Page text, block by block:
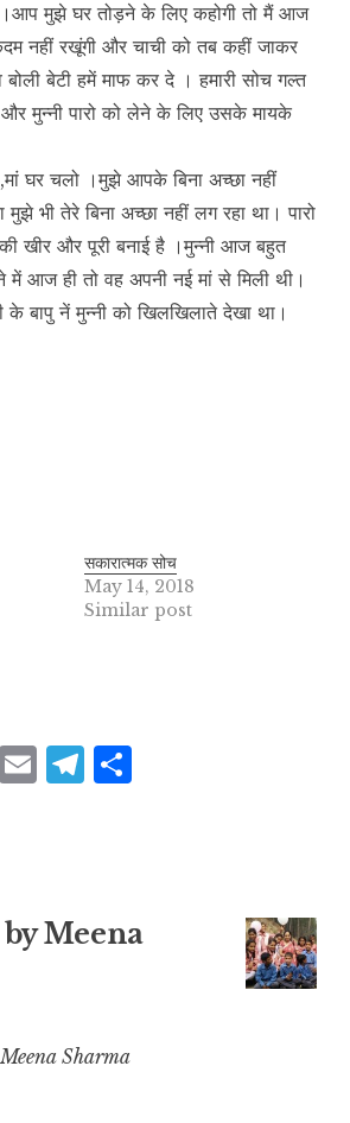
।आप मुझे घर तोड़ने के लिए कहोगी तो मैं आज
नहीं रखूंगी और चाची को तब कहीं जाकर
बेटी हमें माफ कर दे । हमारी सोच गल्त
मुन्नी पारो को लेने के लिए उसके मायके
,मां घर चलो ।मुझे आपके बिना अच्छा नहीं
मुझे भी तेरे बिना अच्छा नहीं लग रहा था। पारो
खीर और पूरी बनाई है ।मुन्नी आज बहुत
आज ही तो वह अपनी नई मां से मिली थी।
के बापु नें मुन्नी को खिलखिलाते देखा था।
सकारात्मक सोच
May 14, 2018
Similar post
F
E
T
r
a
e
Meena
Sharma